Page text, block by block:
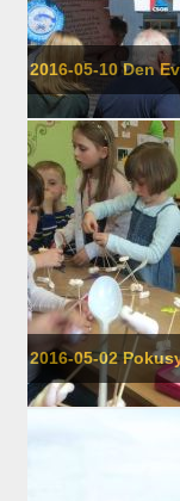
2016-05-10 Den
2016-05-02